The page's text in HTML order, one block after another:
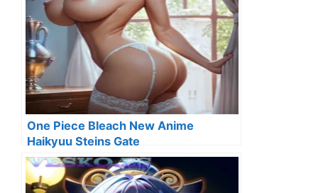
One Piece Bleach New Anime
Haikyuu Steins Gate